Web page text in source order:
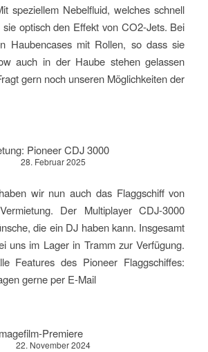
speziellem Nebelfluid, welches schnell
optisch den Effekt von CO2-Jets. Bei
Haubencases mit Rollen, so dass sie
auch in der Haube stehen gelassen
gern noch unseren Möglichkeiten der
Pioneer CDJ 3000
28. Februar 2025
wir nun auch das Flaggschiff von
Der Multiplayer CDJ-3000
die ein DJ haben kann. Insgesamt
uns im Lager in Tramm zur Verfügung.
Features des Pioneer Flaggschiffes:
gerne per E-Mail
Premiere
22. November 2024